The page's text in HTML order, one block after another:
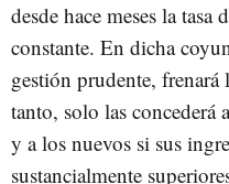
desde hace meses la
constante. En dicha
gestión prudente,
tanto, solo las concederá
y a los nuevos si sus
sustancialmente